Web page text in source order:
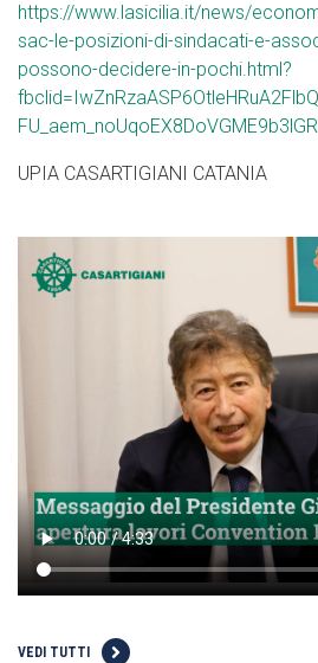
https://www.lasicilia.it/news/
sac-le-posizioni-di-sindacati-e-
possono-decidere-in-pochi.html?
UPIA CASARTIGIANI CATANIA
VEDI TUTTI